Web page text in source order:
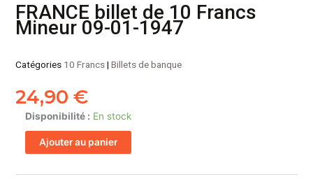
FRANCE billet de 10 Francs
Mineur 09-01-1947
Catégories 10 Francs|Billets de banque
24,90€
Disponibilité : En stock
quantité
de
FRANCE
de
Ajouter au panier